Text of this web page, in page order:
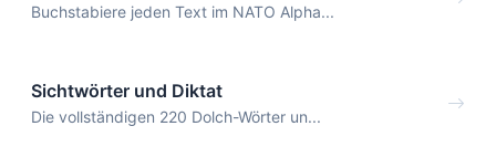
Buchstabiere jeden Text im NATO Alpha...
Sichtwörter und Diktat
Die vollständigen 220 Dolch-Wörter un...